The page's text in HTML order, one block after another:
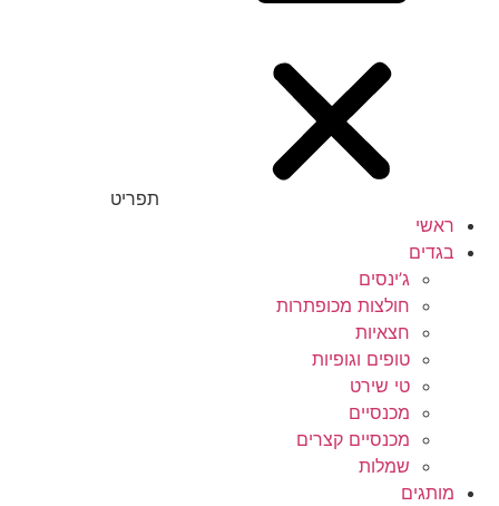
תפריט
ראשי
בגדים
ג’ינסים
חולצות מכופתרות
חצאיות
טופים וגופיות
טי שירט
מכנסיים
מכנסיים קצרים
שמלות
מותגים